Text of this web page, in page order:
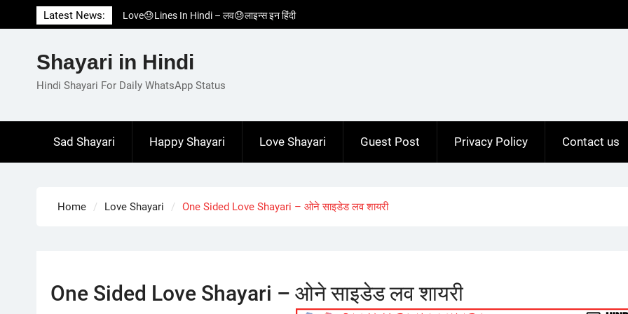
to
Latest News:
Love😓Lines In Hindi – लव😓लाइन्स इन हिंदी
Romantic Love😽Status – रोमांटिक लव😽स्टेटस
1 Line☝️Shayari In Hindi – १ लाइन☝️शायरी इन
हिंदी
Shayari in Hindi
Hindi Shayari For Daily WhatsApp Status
Sad Shayari Happy Shayari Love Shayari Guest Post Privacy Policy Contact us
Home Love Shayari One Sided Love Shayari – ओने साइडेड लव शायरी
One Sided Love Shayari – ओने साइडेड लव शायरी